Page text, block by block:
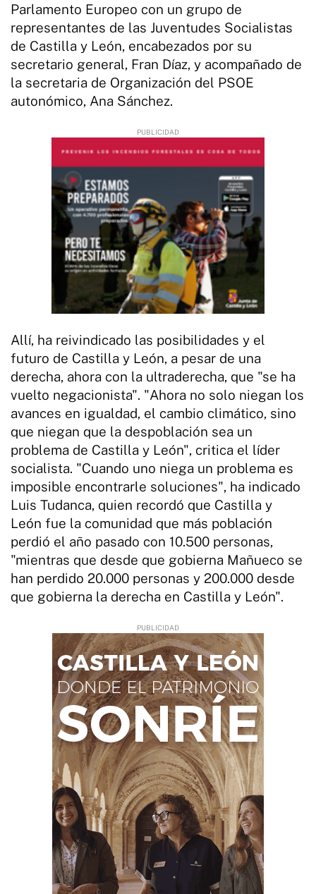
Parlamento Europeo con un grupo de
representantes de las Juventudes Socialistas
de Castilla y León, encabezados por su
secretario general, Fran Díaz, y acompañado de
la secretaria de Organización del PSOE
autonómico, Ana Sánchez.
Allí, ha reivindicado las posibilidades y el
futuro de Castilla y León, a pesar de una
derecha, ahora con la ultraderecha, que "se ha
vuelto negacionista". "Ahora no solo niegan los
avances en igualdad, el cambio climático, sino
que niegan que la despoblación sea un
problema de Castilla y León", critica el líder
socialista. "Cuando uno niega un problema es
imposible encontrarle soluciones", ha indicado
Luis Tudanca, quien recordó que Castilla y
León fue la comunidad que más población
perdió el año pasado con 10.500 personas,
"mientras que desde que gobierna Mañueco se
han perdido 20.000 personas y 200.000 desde
que gobierna la derecha en Castilla y León".